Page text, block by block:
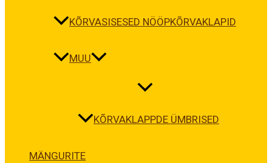
KÕRVASISESED NÖÖPKÕRVAKLAPID
MUU
KÕRVAKLAPPDE ÜMBRISED
MÄNGURITE